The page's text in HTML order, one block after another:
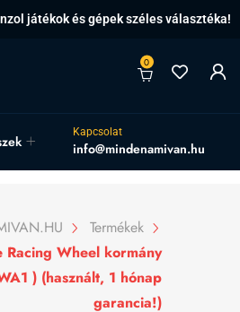
játékok és gépek széles választéka!
0
Kapcsolat
info@mindenamivan.hu
Termékek
Racing Wheel kormány
) (használt, 1 hónap
garancia!)